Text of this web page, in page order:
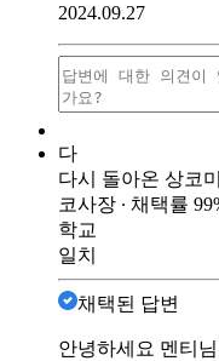
2024.09.27
다
다시 돌아온 상코
코사장 ∙ 채택률 99
학교
일치
채택된 답변
안녕하세요 멘티